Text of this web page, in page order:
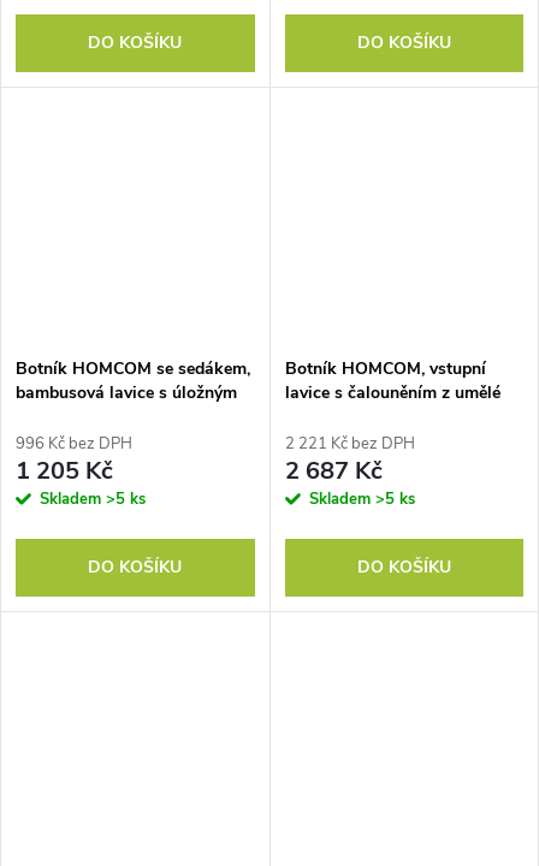
DO KOŠÍKU DO KOŠÍKU
Botník HOMCOM se sedákem,
bambusová lavice s úložným
přihrádky, lavice 60 x 29 x 49
cm šedá
996 Kč bez DPH
1 205 Kč
Skladem >5 ks
DO KOŠÍKU
Botník HOMCOM, vstupní
lavice s čalouněním z umělé
chodby, do vstupního prostoru,
112 x 37 x 47 cm, hnědá
2 221 Kč bez DPH
2 687 Kč
Skladem >5 ks
DO KOŠÍKU